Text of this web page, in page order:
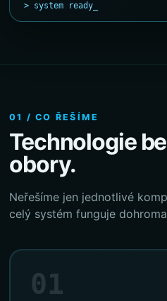
> system ready_
01 / CO ŘEŠÍME
Technologie
obory.
Neřešíme jen jednotlivé
celý systém funguje
01